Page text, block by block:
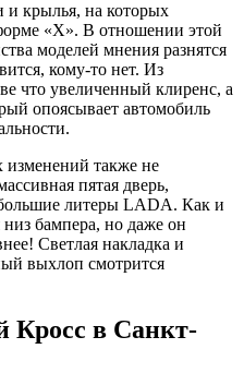
и крылья, на которых
«Х». В отношении этой
моделей мнения разнятся
кому-то нет. Из
что увеличенный клиренс, а
опоясывает автомобиль
изменений также не
пятая дверь,
литеры LADA. Как и
низ бампера, но даже он
Светлая накладка и
выхлоп смотрится
Кросс в Санкт-